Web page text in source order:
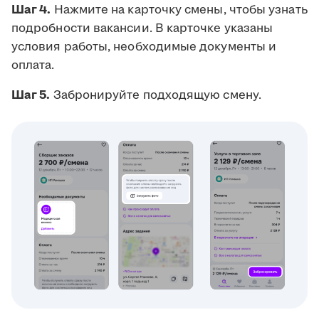
Шаг 4. Нажмите на карточку смены, чтобы узнать
подробности вакансии. В карточке указаны
условия работы, необходимые документы и
оплата.
Шаг 5. Забронируйте подходящую смену.